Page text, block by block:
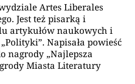
Artes Liberales
Jest też pisarką i
artykułów naukowych i
Napisała powieść
nagrody „Najlepsza
Miasta Literatury